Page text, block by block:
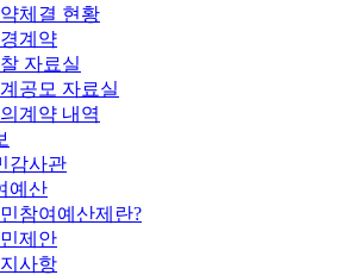
체결 현황
계약
자료실
공모 자료실
계약 내역
감사관
예산
참여예산제란?
제안
사항